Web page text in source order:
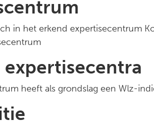
in het erkend expertisecentrum
heeft als grondslag een Wlz-